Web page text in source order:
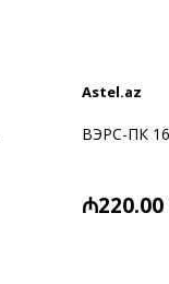
Astel.az
ВЭРС-ПК
₼220.00